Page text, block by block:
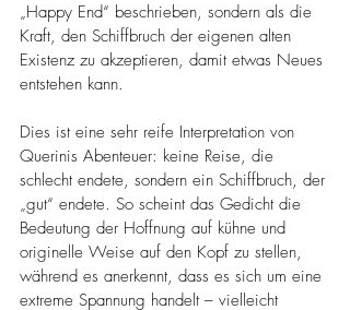
„Happy End“ beschrieben, sondern als die
Kraft, den Schiffbruch der eigenen alten
Existenz zu akzeptieren, damit etwas Neues
entstehen kann.
Dies ist eine sehr reife Interpretation von
Querinis Abenteuer: keine Reise, die
schlecht endete, sondern ein Schiffbruch, der
„gut“ endete. So scheint das Gedicht die
Bedeutung der Hoffnung auf kühne und
originelle Weise auf den Kopf zu stellen,
während es anerkennt, dass es sich um eine
extreme Spannung handelt – vielleicht